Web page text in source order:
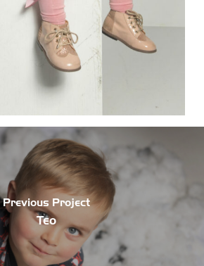
Previous Project
Teo